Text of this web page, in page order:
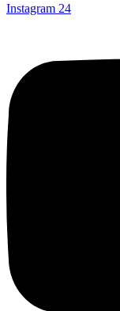
Instagram 24